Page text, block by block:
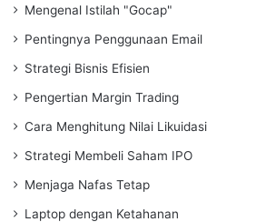
Mengenal Istilah "Gocap"
Pentingnya Penggunaan Email
Strategi Bisnis Efisien
Pengertian Margin Trading
Cara Menghitung Nilai Likuidasi
Strategi Membeli Saham IPO
Menjaga Nafas Tetap
Laptop dengan Ketahanan